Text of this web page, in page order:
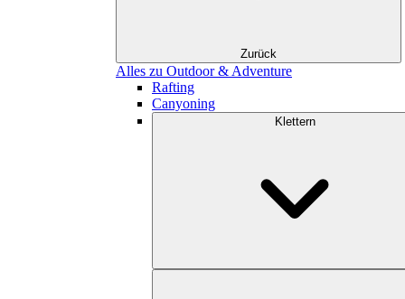
Zurück
Alles zu Outdoor & Adventure
Rafting
Canyoning
Klettern